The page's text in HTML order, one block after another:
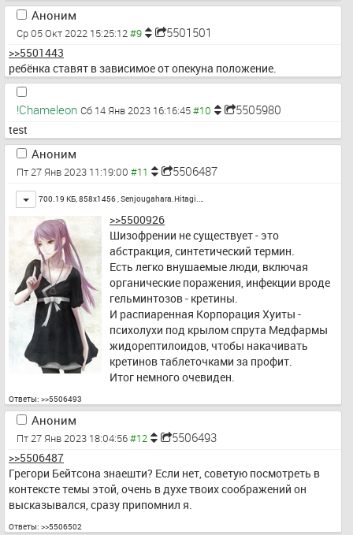
Аноним
Ср 05 Окт 2022 15:25:12 5501501
>>5501443
ребёнка ставят в зависимое от опекуна положение.
!Chameleon Сб 14 Янв 2023 16:16:45 5505980
test
Аноним
Пт 27 Янв 2023 11:19:00 5506487
Toggle
700.19 КБ, 858x1456 ,Senjougahara.Hitagi.…
>>5500926
Шизофрении не существует - это
абстракция, синтетический термин.
Есть легко внушаемые люди, включая
органические поражения, инфекции вроде
гельминтозов - кретины.
И распиаренная Корпорация Хуиты -
психолухи под крылом спрута Медфармы
жидорептилоидов, чтобы накачивать
кретинов таблеточками за профит.
Итог немного очевиден.
Ответы: >>5506493
Аноним
Пт 27 Янв 2023 18:04:56 5506493
>>5506487
Грегори Бейтсона знаешти? Если нет, советую посмотреть в
контексте темы этой, очень в духе твоих соображений он
высказывался, сразу припомнил я.
Ответы: >>5506502